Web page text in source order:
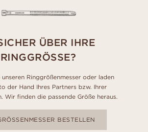
ÜBER IHRE
RINGGRÖSSE?
unseren Ringgrößenmesser oder laden
der Hand Ihres Partners bzw. Ihrer
Wir finden die passende Größe heraus.
BESTELLEN